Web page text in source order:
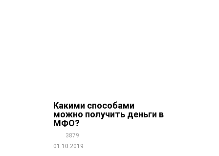
Какими способами
можно получить деньги в
МФО?
3879
01.10.2019